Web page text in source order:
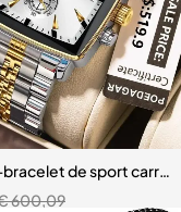
de sport carrée
600,09